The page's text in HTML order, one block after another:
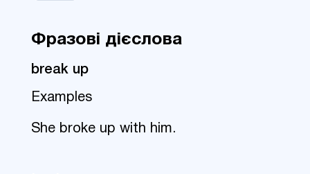
Фразові дієслова
break up
Examples
She broke up with him.